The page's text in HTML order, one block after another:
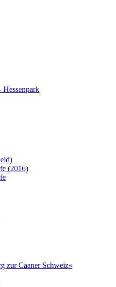
Hessenpark
(2016)
zur Caaner Schweiz«